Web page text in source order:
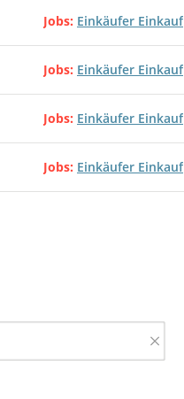
Jobs Einkäufer Einkauf
Jobs Einkäufer Einkauf
Jobs Einkäufer Einkauf
Jobs Einkäufer Einkauf
×